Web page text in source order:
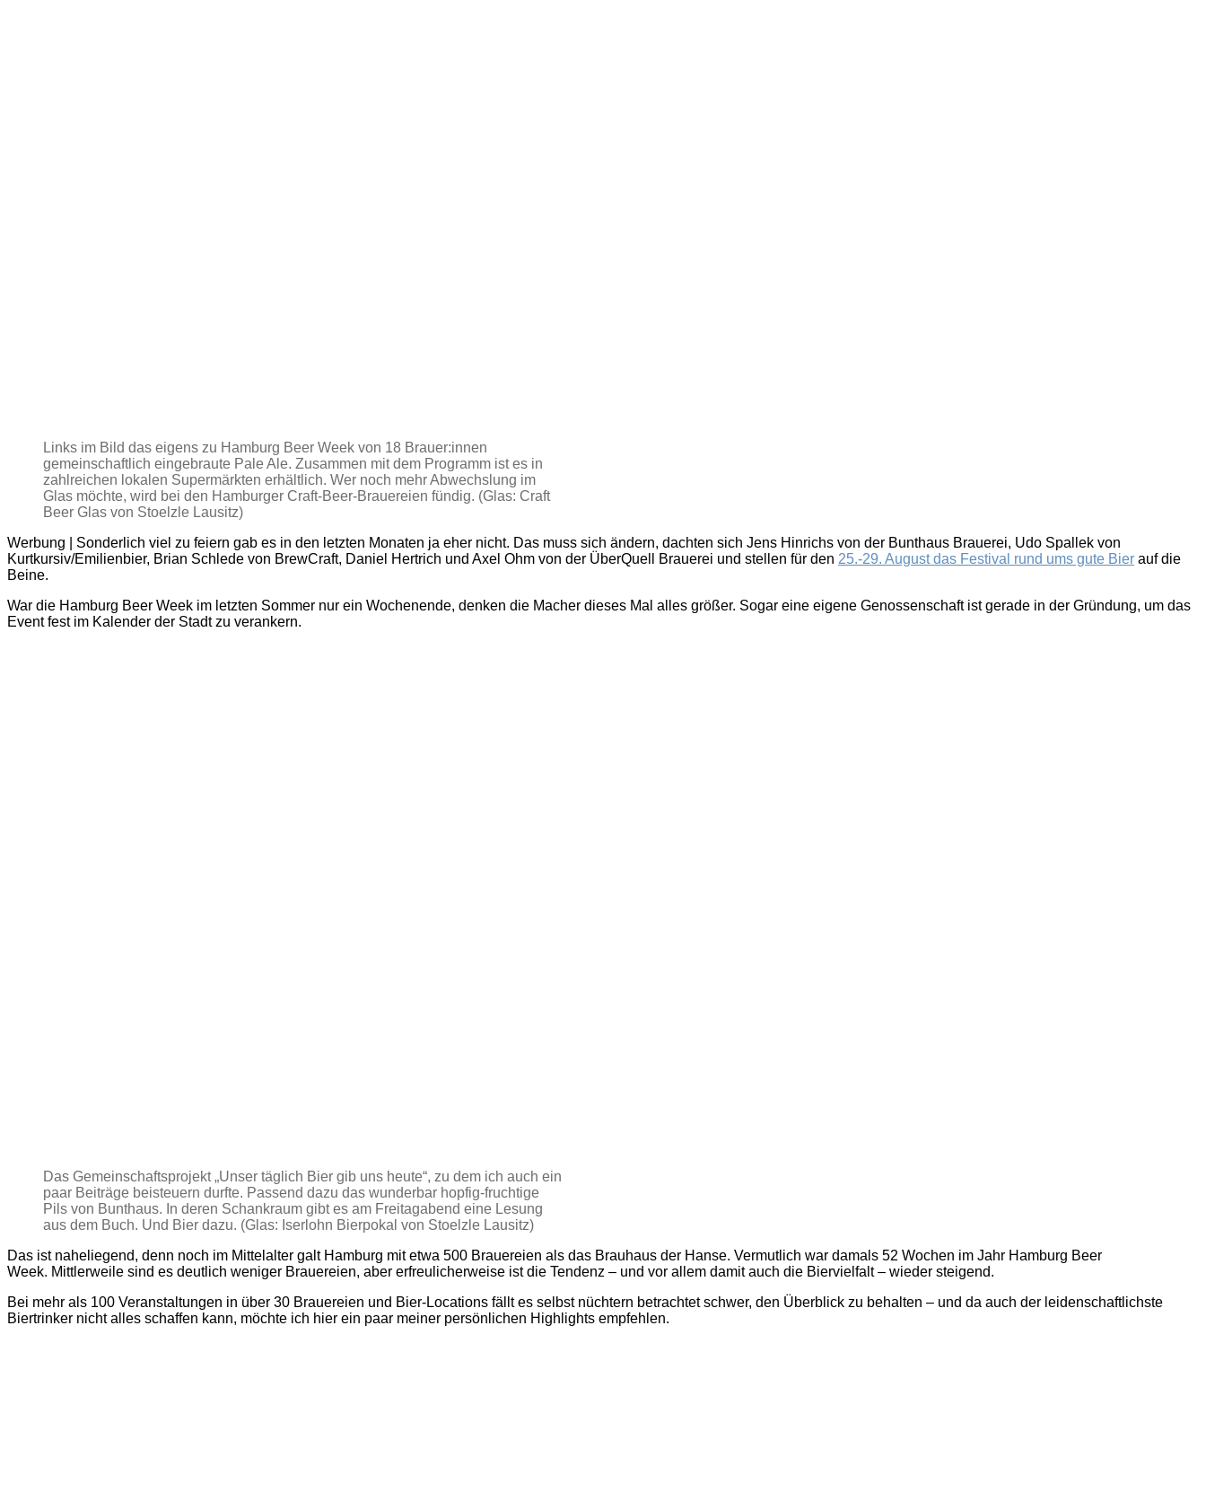
Links im Bild das eigens zu Hamburg Beer Week von 18 Brauer:innen
gemeinschaftlich eingebraute Pale Ale. Zusammen mit dem Programm ist es in
zahlreichen lokalen Supermärkten erhältlich. Wer noch mehr Abwechslung im
Glas möchte, wird bei den Hamburger Craft-Beer-Brauereien fündig. (Glas: Craft
Beer Glas von Stoelzle Lausitz)
Werbung | Sonderlich viel zu feiern gab es in den letzten Monaten ja eher nicht. Das muss sich ändern, dachten sich Jens Hinrichs von der Bunthaus Brauerei, Udo Spallek von
Kurtkursiv/Emilienbier, Brian Schlede von BrewCraft, Daniel Hertrich und Axel Ohm von der ÜberQuell Brauerei und stellen für den 25.-29. August das Festival rund ums gute Bier auf die
Beine.
War die Hamburg Beer Week im letzten Sommer nur ein Wochenende, denken die Macher dieses Mal alles größer. Sogar eine eigene Genossenschaft ist gerade in der Gründung, um das
Event fest im Kalender der Stadt zu verankern.
Das Gemeinschaftsprojekt „Unser täglich Bier gib uns heute“, zu dem ich auch ein
paar Beiträge beisteuern durfte. Passend dazu das wunderbar hopfig-fruchtige
Pils von Bunthaus. In deren Schankraum gibt es am Freitagabend eine Lesung
aus dem Buch. Und Bier dazu. (Glas: Iserlohn Bierpokal von Stoelzle Lausitz)
Das ist naheliegend, denn noch im Mittelalter galt Hamburg mit etwa 500 Brauereien als das Brauhaus der Hanse. Vermutlich war damals 52 Wochen im Jahr Hamburg Beer
Week. Mittlerweile sind es deutlich weniger Brauereien, aber erfreulicherweise ist die Tendenz – und vor allem damit auch die Biervielfalt – wieder steigend.
Bei mehr als 100 Veranstaltungen in über 30 Brauereien und Bier-Locations fällt es selbst nüchtern betrachtet schwer, den Überblick zu behalten – und da auch der leidenschaftlichste
Biertrinker nicht alles schaffen kann, möchte ich hier ein paar meiner persönlichen Highlights empfehlen.